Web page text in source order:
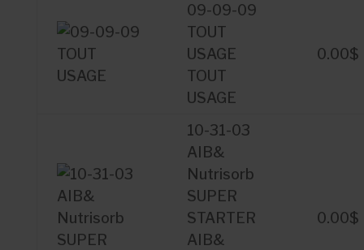
09-09-09
TOUT
USAGE
TOUT
USAGE
0.00$
10-31-03
AIB&
Nutrisorb
SUPER
STARTER
AIB&
0.00$